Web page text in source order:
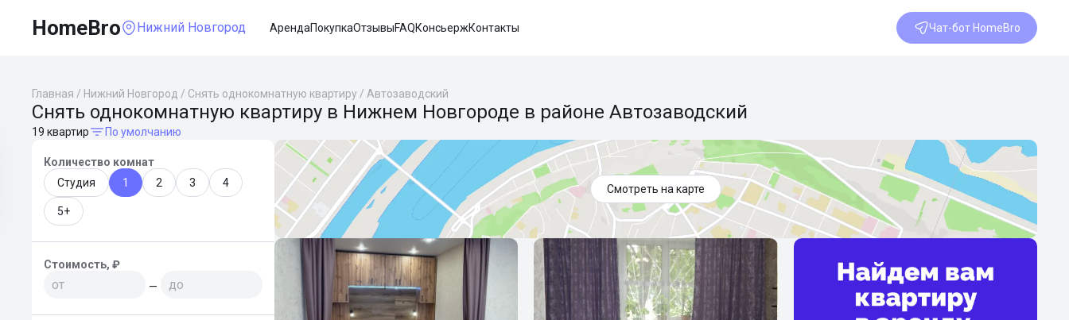
HomeBro Нижний Новгород АрендаПокупкаОтзывыFAQКонсьержКонтакты Чат-бот HomeBro
Главная / Нижний Новгород / Снять однокомнатную квартиру / Автозаводский
Снять однокомнатную квартиру в Нижнем Новгороде в районе Автозаводский
19 квартир По умолчанию
Количество комнат
Студия
1 2 3 4
5+
Стоимость, ₽
—
Смотреть на карте